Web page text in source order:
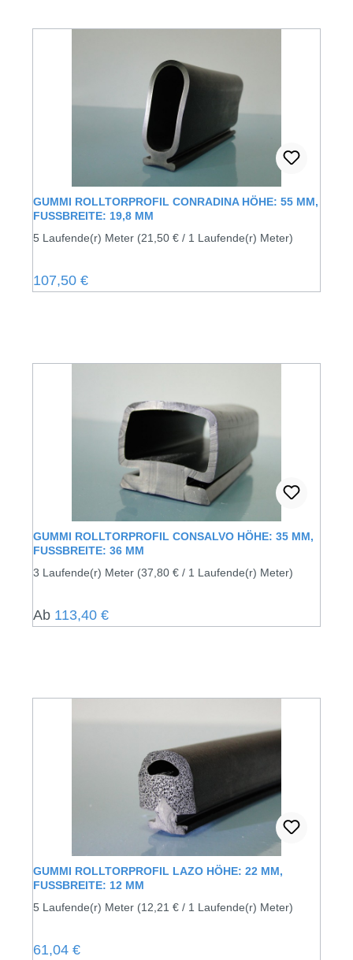
GUMMI ROLLTORPROFIL CONRADINA HÖHE: 55 MM,
FUSSBREITE: 19,8 MM
5 Laufende(r) Meter (21,50 € / 1 Laufende(r) Meter)
Regulärer Preis:
107,50 €
GUMMI ROLLTORPROFIL CONSALVO HÖHE: 35 MM,
FUSSBREITE: 36 MM
3 Laufende(r) Meter (37,80 € / 1 Laufende(r) Meter)
Regulärer Preis:
Ab 113,40 €
GUMMI ROLLTORPROFIL LAZO HÖHE: 22 MM,
FUSSBREITE: 12 MM
5 Laufende(r) Meter (12,21 € / 1 Laufende(r) Meter)
Regulärer Preis:
61,04 €